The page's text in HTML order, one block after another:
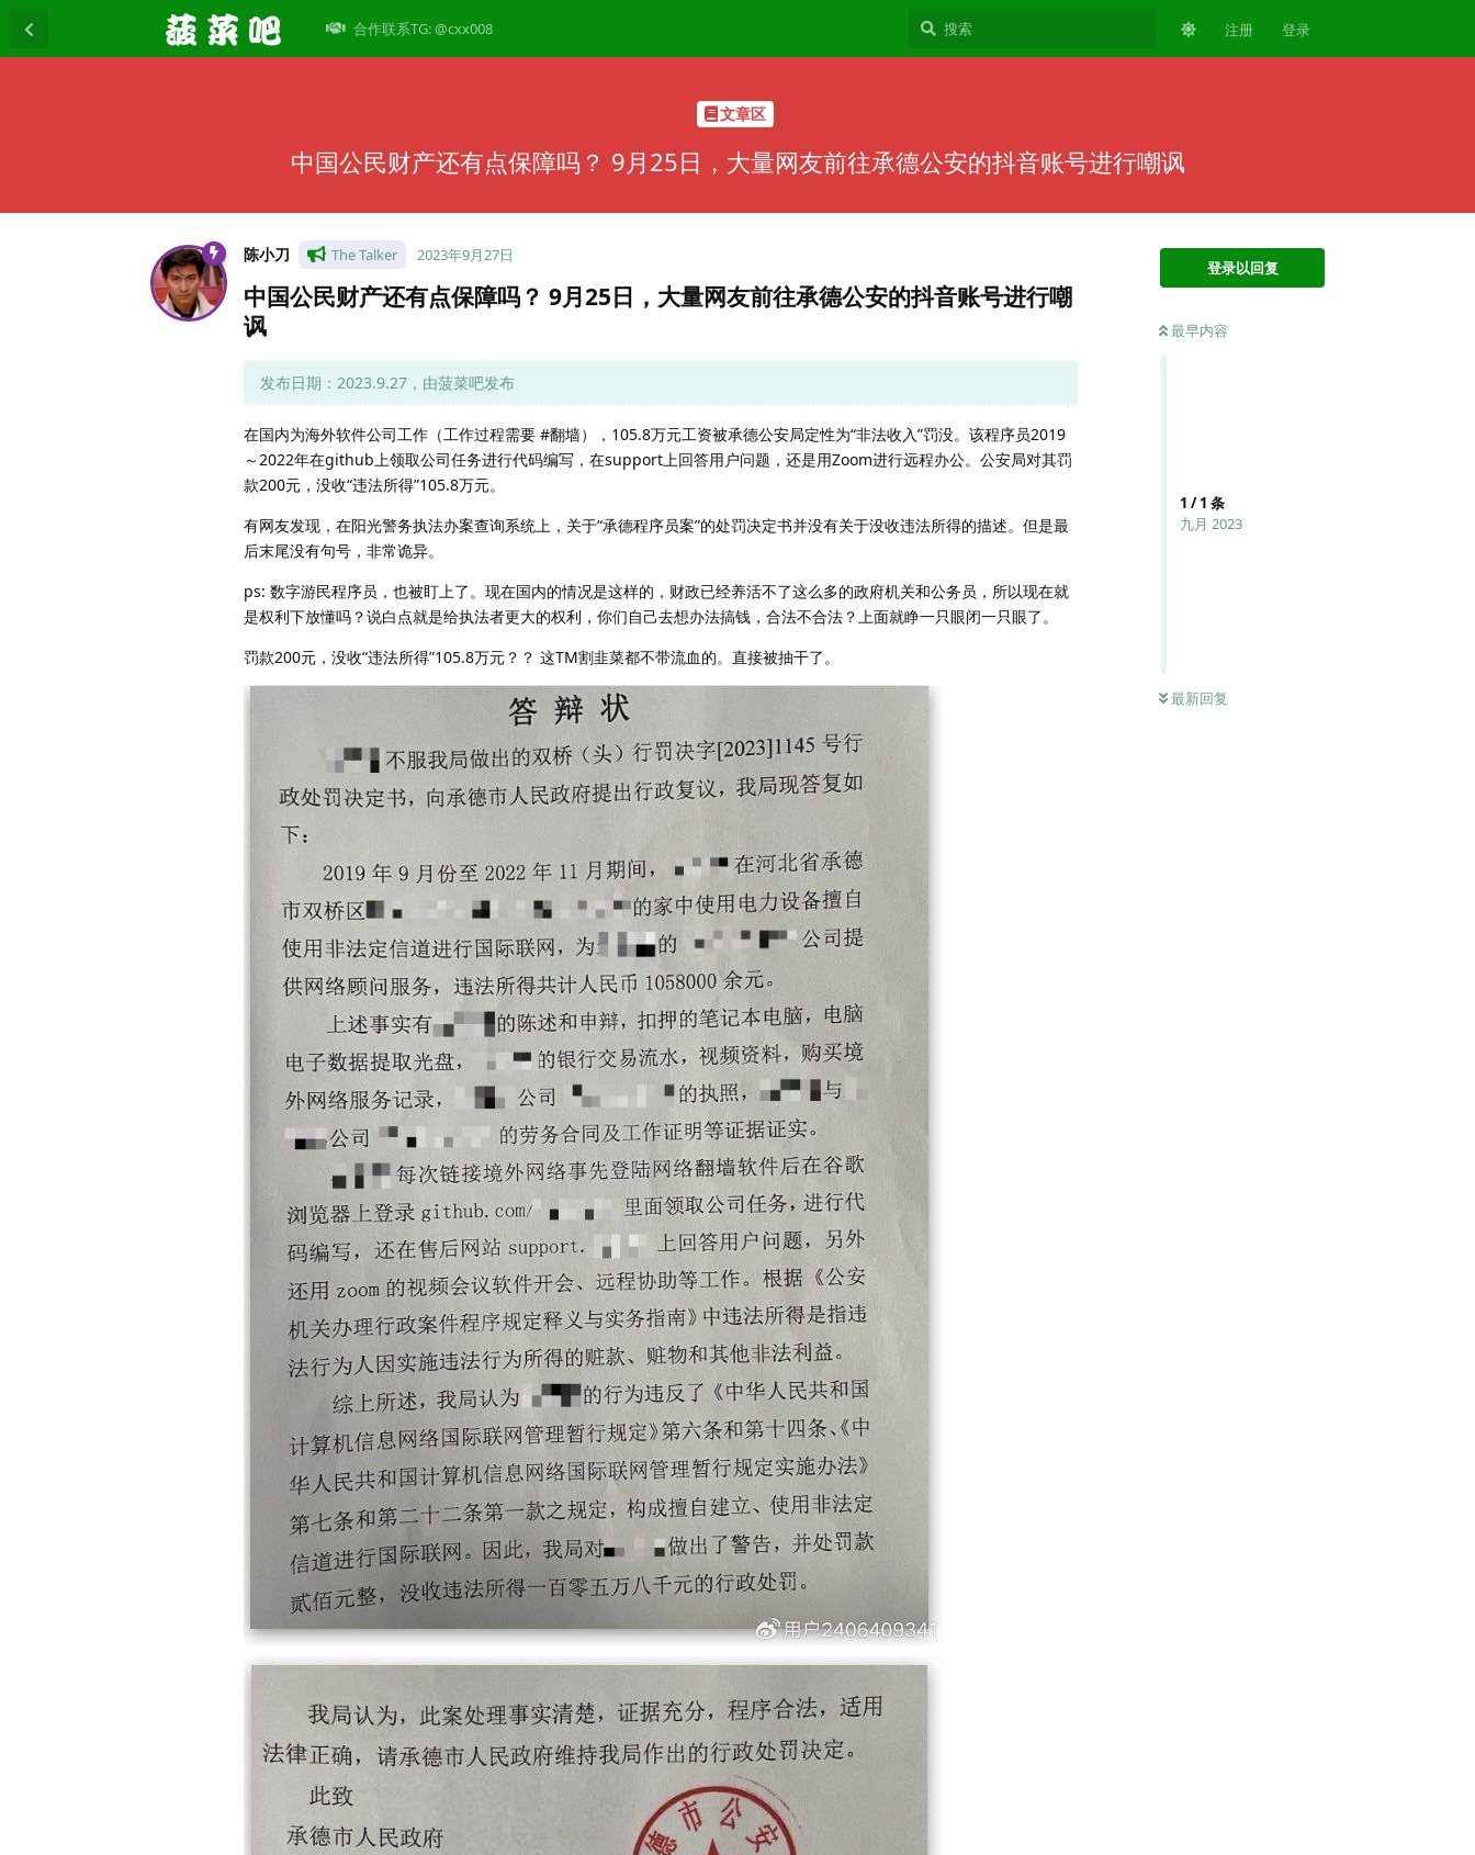
合作联系TG: @cxx008 注册 登录
文章区
中国公民财产还有点保障吗？ 9月25日，大量网友前往承德公安的抖音账号进行嘲讽
登录以回复
最早内容
1 /1 条
九月 2023
最新回复
陈小刀 The Talker 2023年9月27日
中国公民财产还有点保障吗？ 9月25日，大量网友前往承德公安的抖音账号进行嘲
讽
发布日期：2023.9.27，由菠菜吧发布
在国内为海外软件公司工作（工作过程需要 #翻墙），105.8万元工资被承德公安局定性为“非法收入”罚没。该程序员2019
～2022年在github上领取公司任务进行代码编写，在support上回答用户问题，还是用Zoom进行远程办公。公安局对其罚
款200元，没收“违法所得”105.8万元。
有网友发现，在阳光警务执法办案查询系统上，关于“承德程序员案”的处罚决定书并没有关于没收违法所得的描述。但是最
后末尾没有句号，非常诡异。
ps: 数字游民程序员，也被盯上了。现在国内的情况是这样的，财政已经养活不了这么多的政府机关和公务员，所以现在就
是权利下放懂吗？说白点就是给执法者更大的权利，你们自己去想办法搞钱，合法不合法？上面就睁一只眼闭一只眼了。
罚款200元，没收“违法所得”105.8万元？？ 这TM割韭菜都不带流血的。直接被抽干了。